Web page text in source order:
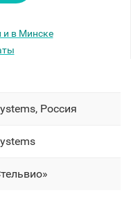
и в Минске
Россия